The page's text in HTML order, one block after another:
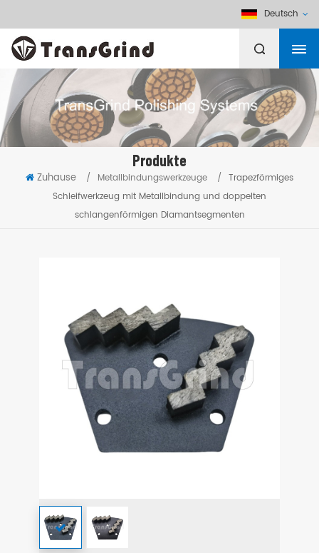
Deutsch
Produkte
Zuhause / Metallbindungswerkzeuge / Trapezförmiges
Schleifwerkzeug mit Metallbindung und doppelten
schlangenförmigen Diamantsegmenten